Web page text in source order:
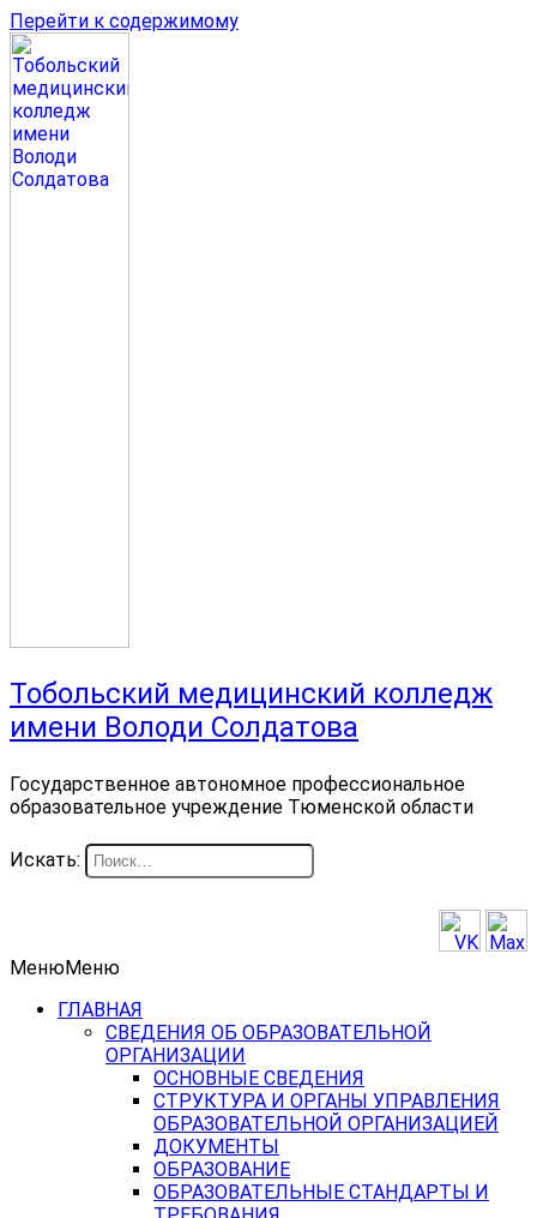
Перейти к содержимому
Тобольский медицинский колледж
имени Володи Солдатова
Государственное автономное профессиональное
образовательное учреждение Тюменской области
Искать:
МенюМеню
ГЛАВНАЯ
СВЕДЕНИЯ ОБ ОБРАЗОВАТЕЛЬНОЙ
ОРГАНИЗАЦИИ
ОСНОВНЫЕ СВЕДЕНИЯ
СТРУКТУРА И ОРГАНЫ УПРАВЛЕНИЯ
ОБРАЗОВАТЕЛЬНОЙ ОРГАНИЗАЦИЕЙ
ДОКУМЕНТЫ
ОБРАЗОВАНИЕ
ОБРАЗОВАТЕЛЬНЫЕ СТАНДАРТЫ И